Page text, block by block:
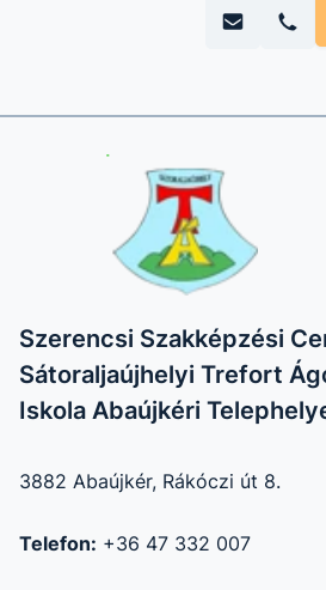
Szerencsi Szakképzési
Sátoraljaújhelyi Trefort
Iskola Abaújkéri
3882 Abaújkér, Rákóczi út 8.
Telefon: +36 47 332 007